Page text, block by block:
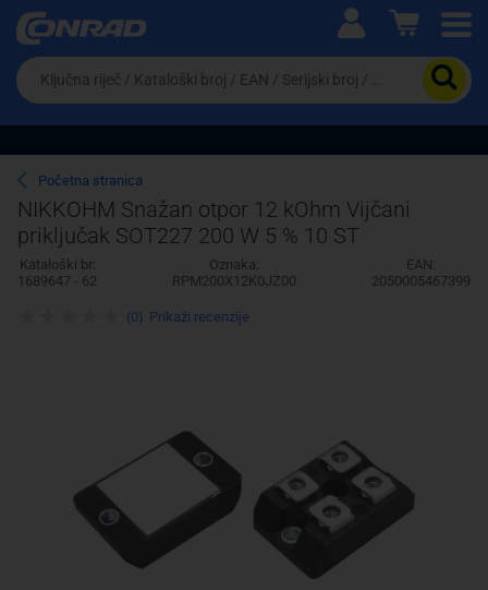
Ova postavka prilagođava asortiman proizvoda i
cijene vašim potrebama.
Pravno lice
Da
biste
potražili
proizvod,
unesite
ključnu
riječ,
kataloški
broj,
EAN
ili
Početna stranica
NIKKOHM Snažan otpor 12 kOhm Vijčani
priključak SOT227 200 W 5 % 10 ST
Kataloški br:
1689647 - 62
Oznaka:
RPM200X12K0JZ00
EAN:
2050005467399
(0) Prikaži recenzije